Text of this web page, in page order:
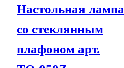
Настольная лампа
со стеклянным
плафоном арт.